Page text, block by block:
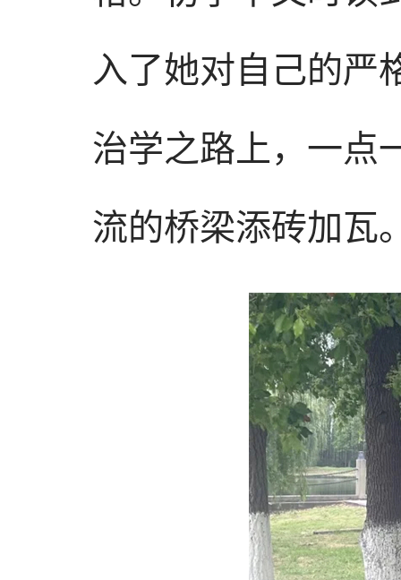
入了她对自己的严
治学之路上，一点
流的桥梁添砖加瓦